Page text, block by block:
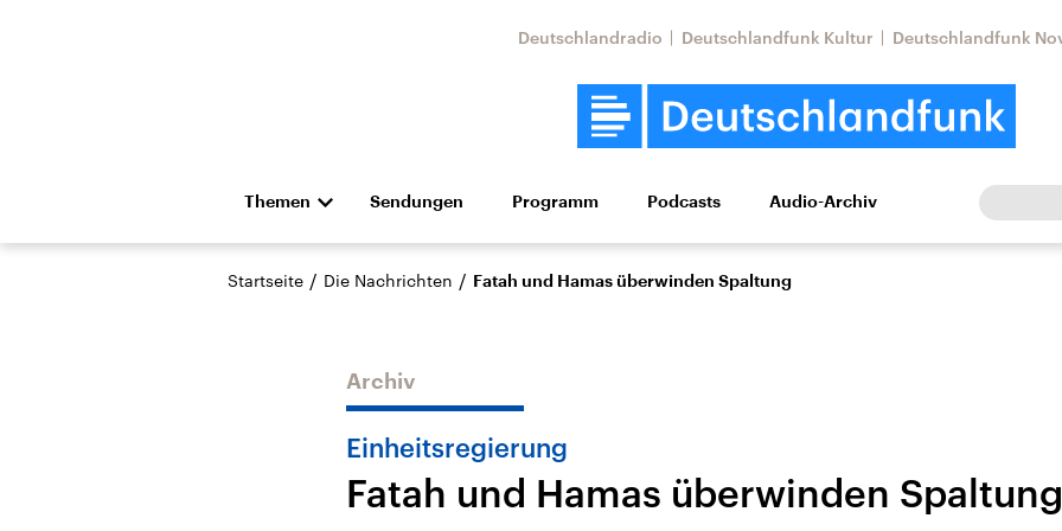
Deutschlandradio Deutschlandfunk Kultur Deutschlandfunk
Themen
Die Nachrichten Politik Wirtschaft Wissen Kultur Europa
Hörspiel und Feature Musik
Landtagswahl Sachsen-
USA
Nahostkonflikt
Iran
Aktuelle Lage und
Sendungen Programm Podcasts Audio-Archiv
Startseite / Die Nachrichten / Fatah und Hamas überwinden Spaltung
Archiv
Einheitsregierung
Fatah und Hamas überwinden Spaltung